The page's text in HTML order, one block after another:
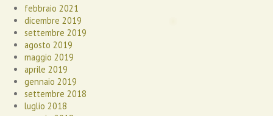
febbraio 2021
dicembre 2019
settembre 2019
agosto 2019
maggio 2019
aprile 2019
gennaio 2019
settembre 2018
luglio 2018